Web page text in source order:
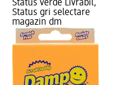
Status verde Livrabil,
Status gri selectare
magazin dm